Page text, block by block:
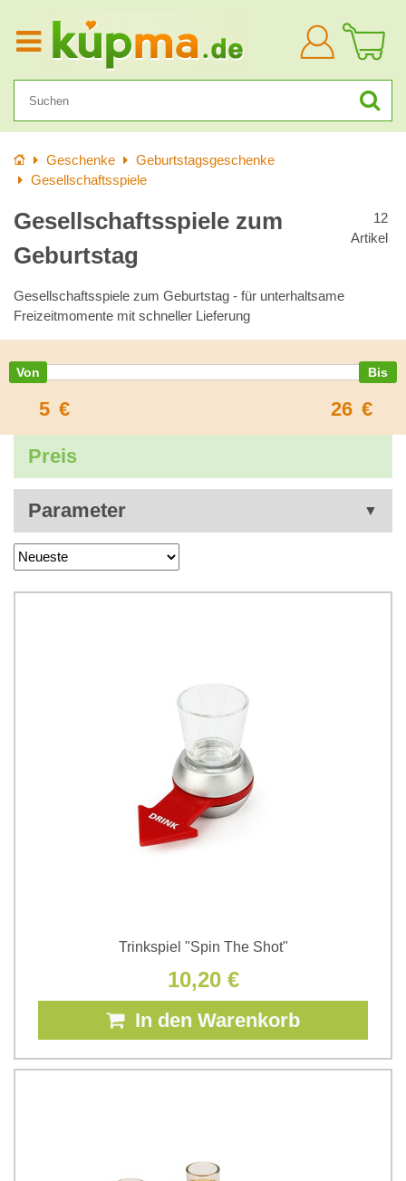
Anmelden
StartseiteGeschenke
Geburtstagsgeschenke
Gesellschaftsspiele
Gesellschaftsspiele zum
Geburtstag
12
Artikel
Gesellschaftsspiele zum Geburtstag - für unterhaltsame
Freizeitmomente mit schneller Lieferung
5 € 26 €
Preis
Parameter
Trinkspiel "Spin The Shot"
10,20 €
In den Warenkorb